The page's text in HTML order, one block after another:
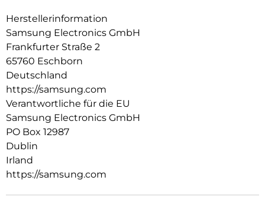
Herstellerinformation
Samsung Electronics GmbH
Frankfurter Straße 2
65760 Eschborn
Deutschland
https://samsung.com
Verantwortliche für die EU
Samsung Electronics GmbH
PO Box 12987
Dublin
Irland
https://samsung.com